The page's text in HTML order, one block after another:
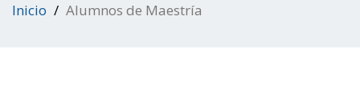
Inicio Alumnos de Maestría